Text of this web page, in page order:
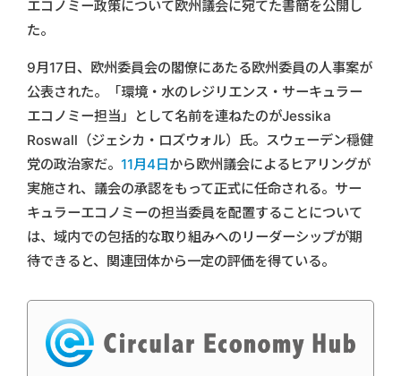
エコノミー政策について欧州議会に宛てた書簡を公開し
た。
9月17日、欧州委員会の閣僚にあたる欧州委員の人事案が
公表された。「環境・水のレジリエンス・サーキュラー
エコノミー担当」として名前を連ねたのがJessika
Roswall（ジェシカ・ロズウォル）氏。スウェーデン穏健
党の政治家だ。 11月4日から欧州議会によるヒアリングが
実施され、議会の承認をもって正式に任命される。サー
キュラーエコノミーの担当委員を配置することについて
は、域内での包括的な取り組みへのリーダーシップが期
待できると、関連団体から一定の評価を得ている。